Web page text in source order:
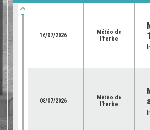
16/07/2026
Météo de
l'herbe
08/07/2026
Météo de
l'herbe